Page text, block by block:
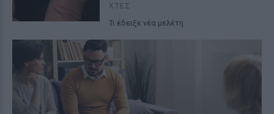
ΧΤΕΣ
Τι έδειξε νέα μελέτη